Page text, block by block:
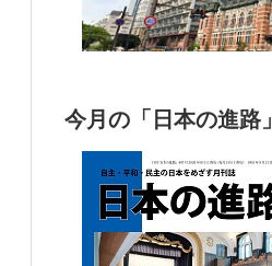
今月の「日本の進路」